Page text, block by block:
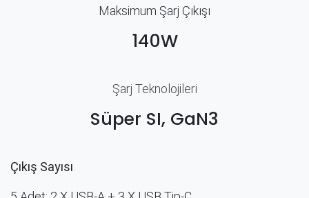
Maksimum Şarj Çıkışı
140W
Şarj Teknolojileri
Süper SI, GaN3
Çıkış Sayısı